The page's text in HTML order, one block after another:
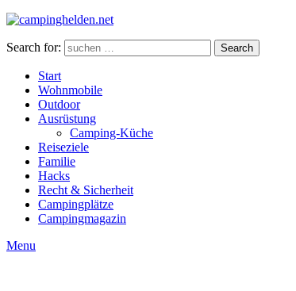
Search for: Search
Start
Wohnmobile
Outdoor
Ausrüstung
Camping-Küche
Reiseziele
Familie
Hacks
Recht & Sicherheit
Campingplätze
Campingmagazin
Menu